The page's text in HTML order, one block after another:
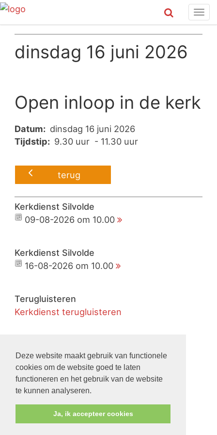
Deze website maakt gebruik van functionele
cookies om de website goed te laten
functioneren en het gebruik van de website
te kunnen analyseren.
Ja, ik accepteer cookies
dinsdag 16 juni 2026
Open inloop in de kerk
Datum: dinsdag 16 juni 2026
Tijdstip: 9.30 uur - 11.30 uur
terug
Kerkdienst Silvolde
09-08-2026 om 10.00
Kerkdienst Silvolde
16-08-2026 om 10.00
Terugluisteren
Kerkdienst terugluisteren
Kerkdienst live meekijken
Nieuws